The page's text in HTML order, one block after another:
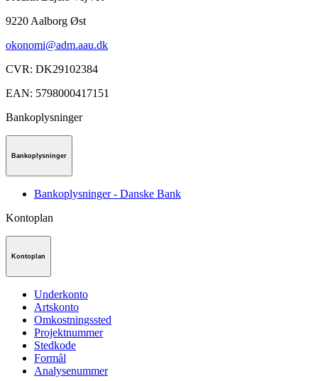
9220Aalborg Øst
okonomi@adm.aau.dk
CVR: DK29102384
EAN: 5798000417151
Bankoplysninger
Bankoplysninger
Bankoplysninger - Danske Bank
Kontoplan
Kontoplan
Underkonto
Artskonto
Omkostningssted
Projektnummer
Stedkode
Formål
Analysenummer